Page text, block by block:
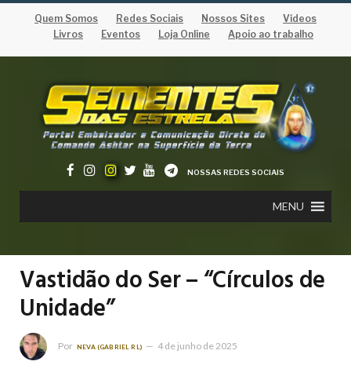
Quem Somos Redes Sociais Nossos Sites
Vídeos
Livros
Eventos Loja Online Apoio ao trabalho
NOSSAS REDES SOCIAIS
MENU
Vastidão do Ser – “Círculos de
Unidade”
Por NEVA (GABRIEL RL) 4 de junho de 2025